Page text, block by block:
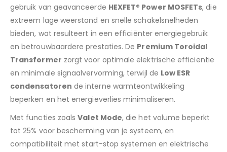
gebruik van geavanceerde HEXFET® Power MOSFETs, die
extreem lage weerstand en snelle schakelsnelheden
bieden, wat resulteert in een efficiënter energiegebruik
en betrouwbaardere prestaties. De Premium Toroidal
Transformer zorgt voor optimale elektrische efficiëntie
en minimale signaalvervorming, terwijl de Low ESR
condensatoren de interne warmteontwikkeling
beperken en het energieverlies minimaliseren.
Met functies zoalsValet Mode, die het volume beperkt
tot 25% voor bescherming van je systeem, en
compatibiliteit met start-stop systemen en elektrische